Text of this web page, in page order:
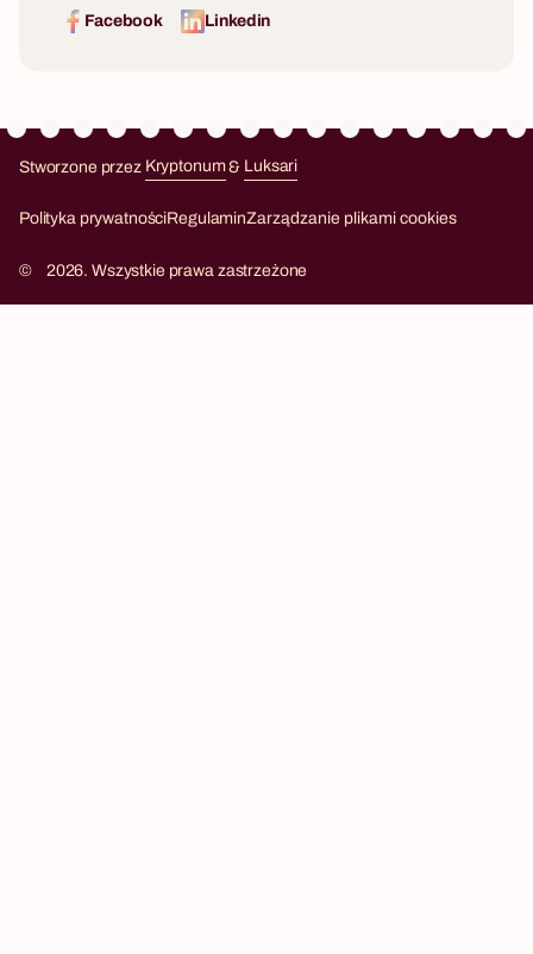
Facebook Linkedin
Stworzone przez Kryptonum& Luksari
Polityka prywatnościRegulaminZarządzanie plikami cookies
© 2026. Wszystkie prawa zastrzeżone